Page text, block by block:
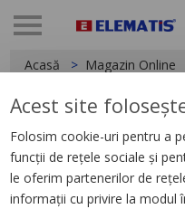
Acasă Magazin Online
Corpuri de
Filtrează
Aplică filtru
Acest site
Folosim cookie-uri pentru a
funcții de rețele sociale și
le oferim partenerilor de
informații cu privire la modul